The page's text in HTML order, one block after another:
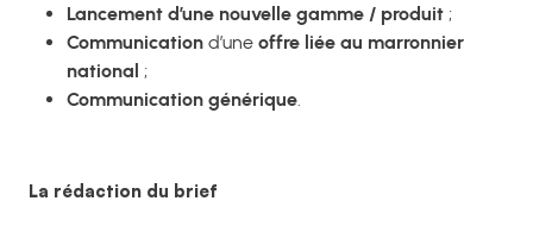
Lancement d’une nouvelle gamme / produit ;
Communication d’une offre liée au marronnier
national ;
Communication générique.
La rédaction du brief